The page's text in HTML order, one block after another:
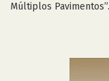
Múltiplos Pavimentos”.